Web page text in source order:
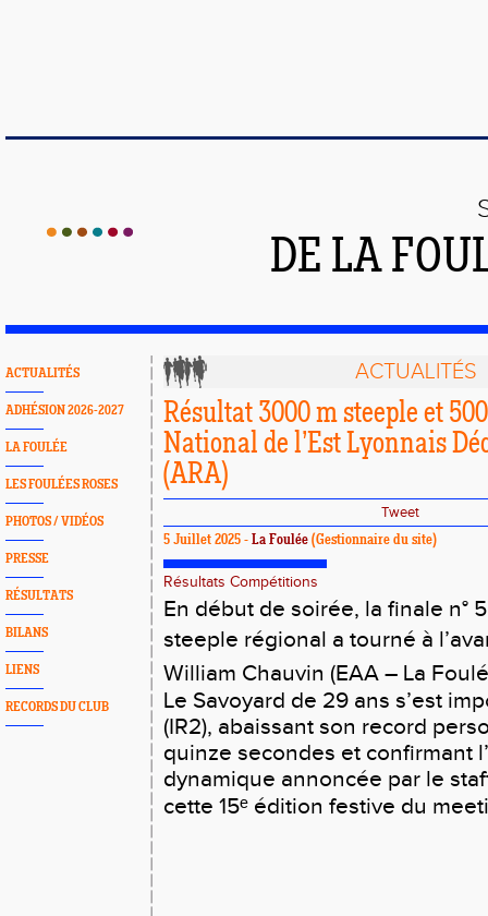
DE LA
ACTUALITÉS
ADHÉSION 2026-2027
LA FOULÉE
LES FOULÉES ROSES
PHOTOS / VIDÉOS
PRESSE
RÉSULTATS
BILANS
LIENS
RECORDS DU CLUB
ACTUALITÉS
Résultat 3000 m steeple et
National de l’Est Lyonnais
(ARA)
Tweet
5 Juillet 2025 - La Foulée (Gestionnaire du site)
Résultats Compétitions
En début de soirée, la finale n°
steeple régional a tourné à
William Chauvin (EAA – La
Le Savoyard de 29 ans s’est
(IR2), abaissant son record
quinze secondes et confirmant
dynamique annoncée par le
cette 15ᵉ édition festive du